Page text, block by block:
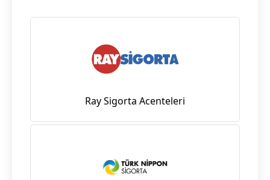
Ray Sigorta Acenteleri